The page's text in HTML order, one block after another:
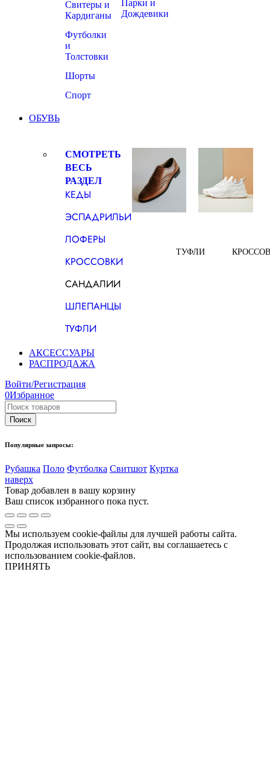
Свитеры и
Кардиганы
Футболки
и
Толстовки
Шорты
Спорт
Парки и
Дождевики
ОБУВЬ
СМОТРЕТЬ
ВЕСЬ
РАЗДЕЛ
КЕДЫ
ЭСПАДРИЛЬИ
ЛОФЕРЫ
КРОССОВКИ
САНДАЛИИ
ШЛЕПАНЦЫ
ТУФЛИ
ТУФЛИ
АКСЕССУАРЫ
РАСПРОДАЖА
Войти/Регистрация
0Избранное
Популярные запросы:
Рубашка Поло Футболка Свитшот Куртка
наверх
Товар добавлен в вашу корзину
Ваш список избранного пока пуст.
Мы используем cookie-файлы для лучшей работы сайта.
Продолжая использовать этот сайт, вы соглашаетесь с
использованием cookie-файлов.
ПРИНЯТЬ